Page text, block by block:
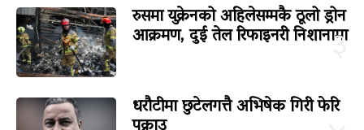
३
रुसमा युक्रेनको अहिलेसम्मकै ठूलो ड्रोन
आक्रमण, दुई तेल रिफाइनरी निशानामा
धरौटीमा छुटेलगत्तै अभिषेक गिरी फेरि